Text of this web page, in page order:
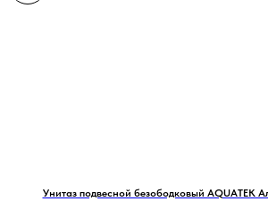
Унитаз подвесной безободковый AQUATEK